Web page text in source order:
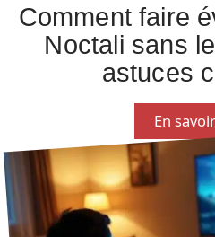
Comment faire
Noctali sans
astuces
En